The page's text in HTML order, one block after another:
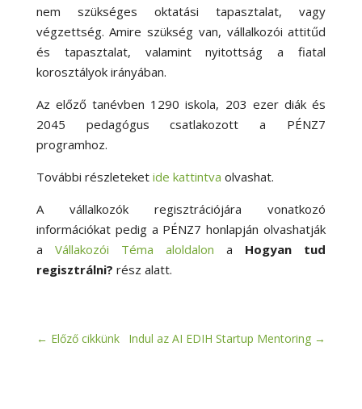
nem szükséges oktatási tapasztalat, vagy
végzettség. Amire szükség van, vállalkozói attitűd
és tapasztalat, valamint nyitottság a fiatal
korosztályok irányában.
Az előző tanévben 1290 iskola, 203 ezer diák és
2045 pedagógus csatlakozott a PÉNZ7
programhoz.
További részleteket ide kattintva olvashat.
A vállalkozók regisztrációjára vonatkozó
információkat pedig a PÉNZ7 honlapján olvashatják
a Vállakozói Téma aloldalon a Hogyan tud
regisztrálni? rész alatt.
← Előző cikkünk Indul az AI EDIH Startup Mentoring →